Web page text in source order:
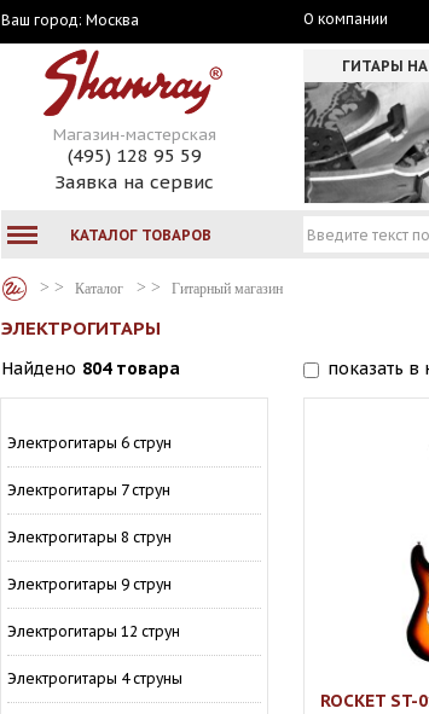
Ваш город: Москва О компании
Магазин-мастерская
(495) 128 95 59
Заявка на сервис
ГИТАРЫ НА
КАТАЛОГ ТОВАРОВ
Каталог Гитарный магазин
ЭЛЕКТРОГИТАРЫ
Найдено 804 товара показать в
Электрогитары 6 струн
Электрогитары 7 струн
Электрогитары 8 струн
Электрогитары 9 струн
Электрогитары 12 струн
Электрогитары 4 струны
ROCKET ST-